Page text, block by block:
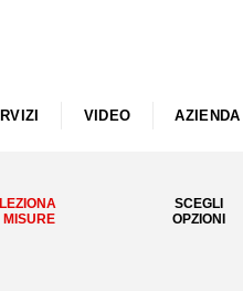
VIDEO AZIENDA
MISURE
SCEGLI
OPZIONI